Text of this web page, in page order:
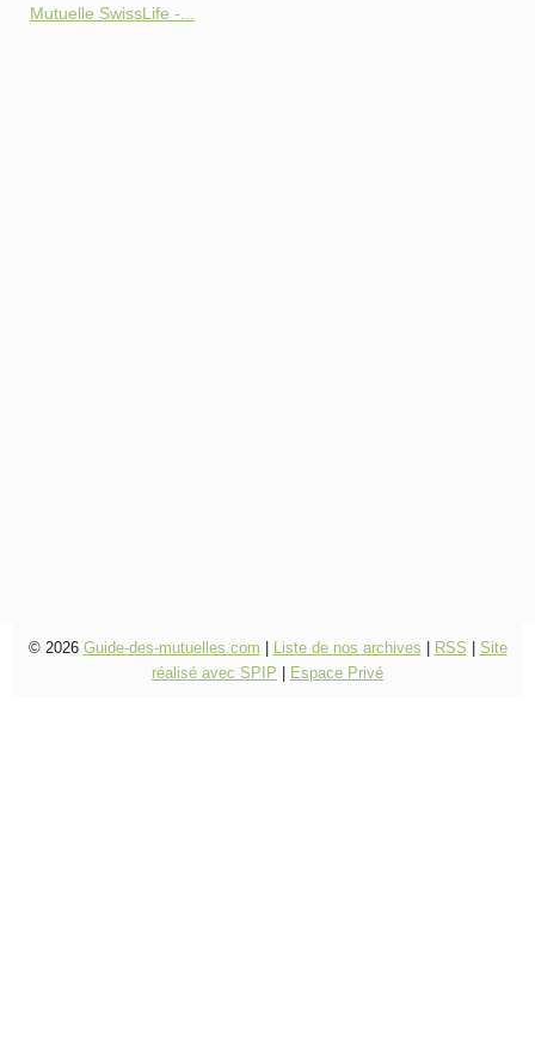
Mutuelle SwissLife -...
© 2026 Guide-des-mutuelles.com Liste de nos archives RSS
Site
réalisé avec SPIP
Espace Privé